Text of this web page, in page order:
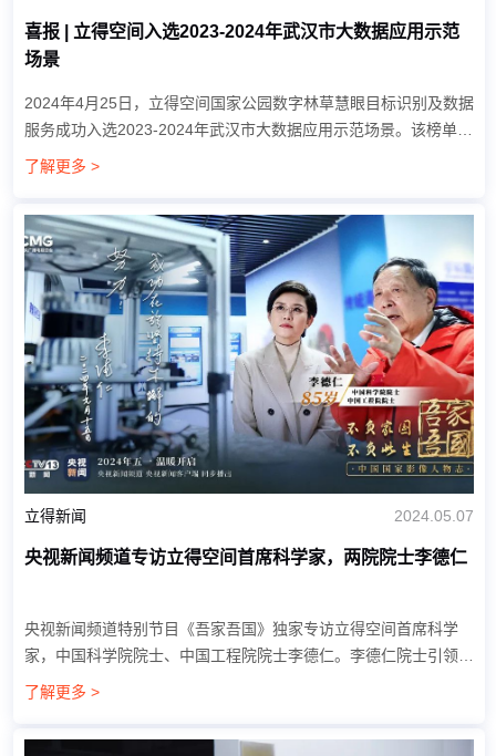
喜报 | 立得空间入选2023-2024年武汉市大数据应用示范
场景
2024年4月25日，立得空间国家公园数字林草慧眼目标识别及数据
服务成功入选2023-2024年武汉市大数据应用示范场景。该榜单由
武汉市大数据协会评选，旨在征集一批创新应用、示范带动、成效
了解更多 >
立得新闻 2024.05.07
央视新闻频道专访立得空间首席科学家，两院院士李德仁
央视新闻频道特别节目《吾家吾国》独家专访立得空间首席科学
家，中国科学院院士、中国工程院院士李德仁。李德仁院士引领了
我国传统测绘到信息化测绘遥感的根本性变革。立得空间也在李德
了解更多 >